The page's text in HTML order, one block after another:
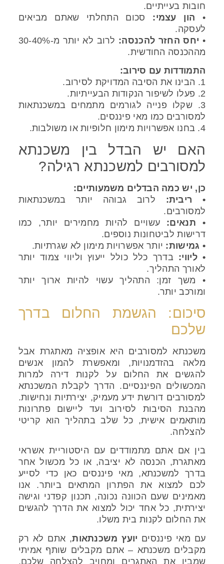
חובות בעייתיים.
• הון עצמי: סכום התחלתי שאתם מביאים
לעסקה.
• יחס החזר להכנסה:
לרוב לא יותר מ-30-40%
מההכנסה החודשית.
התמודדות עם סירוב:
1. הבינו את הסיבה המדויקת לסירוב.
2. פעלו לשיפור הנקודות הבעייתיות.
3. שקלו פנייה לגורמים מתמחים במשכנתאות
למסורבים כמו מאי פיננסים.
4. בחנו אפשרויות מימון חלופיות או משולבות.
האם יש הבדל בין משכנתא
למסורבים למשכנתא רגילה?
כן, יש כמה הבדלים משמעותיים:
• ריבית: לרוב גבוהה יותר במשכנתאות
למסורבים.
• תנאים: עשויים להיות מחמירים יותר, כמו
דרישות לביטחונות נוספים.
• גמישות: יותר אפשרויות מימון לא שגרתיות.
• ליווי: בדרך כלל כולל ייעוץ וליווי צמוד יותר
לאורך התהליך.
• משך זמן: התהליך עשוי להיות ארוך יותר
ומורכב יותר.
סיכום: הגשמת החלום בדרך
שלכם
משכנתא למסורבים היא אופציה מאתגרת אבל
מלאה בהזדמנויות, ומאפשרת להמון אנשים
להגשים את החלום על לקנות דירה למרות
המכשולים הפיננסיים. הדרך לקבלת המשכנתא
למסורבים דורשת ידע מעמיק, יצירתיות ונחישות.
מהבנת הסיבות לסירוב ועד ליישום פתרונות
מותאמים אישית, כל שלב בתהליך הוא קריטי
להצלחה.
בין אם אתם מתמודדים עם היסטוריית אשראי
מאתגרת, הכנסה לא יציבה, או כל מכשול אחר
בדרך למשכנתא, מאי פיננסים כאן כדי לסייע
לכם למצוא את הפתרון המתאים ביותר. אנו
מאמינים שעם הכוונה נכונה, תכנון קפדני וגישה
יצירתית, כל אחד יכול למצוא את הדרך להגשים
את החלום לקנות בית משלו.
עם מאי פיננסים יועץ משכנתאות, אתם לא רק
מקבלים משכנתא – אתם מקבלים שותף אמיתי
שמבין את האתגרים ומחויב להצלחה שלכם.